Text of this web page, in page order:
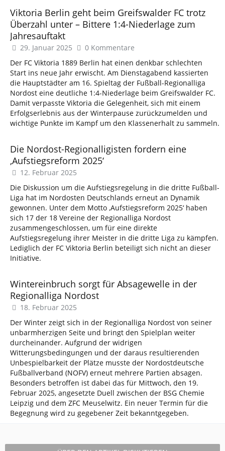
Viktoria Berlin geht beim Greifswalder FC trotz
Überzahl unter – Bittere 1:4-Niederlage zum
Jahresauftakt
29. Januar 2025
0 Kommentare
Der FC Viktoria 1889 Berlin hat einen denkbar schlechten
Start ins neue Jahr erwischt. Am Dienstagabend kassierten
die Hauptstädter am 16. Spieltag der Fußball-Regionalliga
Nordost eine deutliche 1:4-Niederlage beim Greifswalder FC.
Damit verpasste Viktoria die Gelegenheit, sich mit einem
Erfolgserlebnis aus der Winterpause zurückzumelden und
wichtige Punkte im Kampf um den Klassenerhalt zu sammeln.
Die Nordost-Regionalligisten fordern eine
‚Aufstiegsreform 2025‘
12. Februar 2025
Die Diskussion um die Aufstiegsregelung in die dritte Fußball-
Liga hat im Nordosten Deutschlands erneut an Dynamik
gewonnen. Unter dem Motto ‚Aufstiegsreform 2025‘ haben
sich 17 der 18 Vereine der Regionalliga Nordost
zusammengeschlossen, um für eine direkte
Aufstiegsregelung ihrer Meister in die dritte Liga zu kämpfen.
Lediglich der FC Viktoria Berlin beteiligt sich nicht an dieser
Initiative.
Wintereinbruch sorgt für Absagewelle in der
Regionalliga Nordost
18. Februar 2025
Der Winter zeigt sich in der Regionalliga Nordost von seiner
unbarmherzigen Seite und bringt den Spielplan weiter
durcheinander. Aufgrund der widrigen
Witterungsbedingungen und der daraus resultierenden
Unbespielbarkeit der Plätze musste der Nordostdeutsche
Fußballverband (NOFV) erneut mehrere Partien absagen.
Besonders betroffen ist dabei das für Mittwoch, den 19.
Februar 2025, angesetzte Duell zwischen der BSG Chemie
Leipzig und dem ZFC Meuselwitz. Ein neuer Termin für die
Begegnung wird zu gegebener Zeit bekanntgegeben.